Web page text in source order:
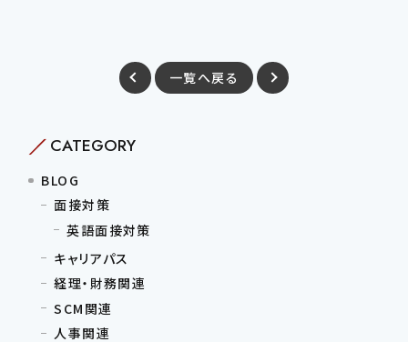
一覧へ戻る
CATEGORY
BLOG
面接対策
英語面接対策
キャリアパス
経理・財務関連
SCM関連
人事関連